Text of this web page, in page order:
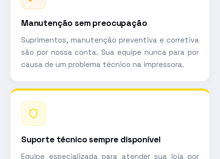
Manutenção sem preocupação
Suprimentos, manutenção preventiva e corretiva
são por nossa conta. Sua equipe nunca para por
causa de um problema técnico na impressora.
Suporte técnico sempre disponível
Equipe especializada para atender sua loja por